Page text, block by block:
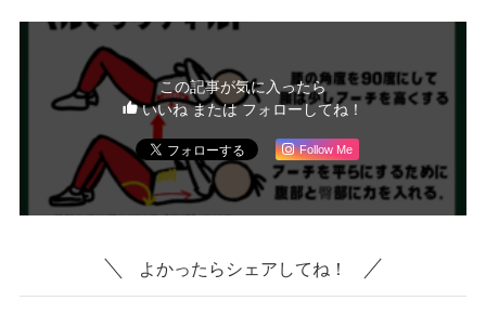
この記事が気に入ったら
いいね または フォローしてね！
Follow Me
よかったらシェアしてね！